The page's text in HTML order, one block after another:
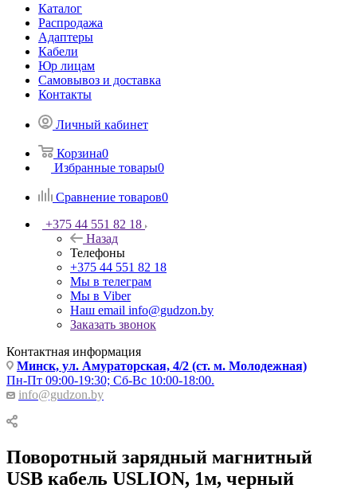
Каталог
Распродажа
Адаптеры
Кабели
Юр лицам
Самовывоз и доставка
Контакты
Личный кабинет
Корзина0
Избранные товары0
Сравнение товаров0
+375 44 551 82 18
Назад
Телефоны
+375 44 551 82 18
Мы в телеграм
Мы в Viber
Наш email info@gudzon.by
Заказать звонок
Контактная информация
Минск, ул. Амураторская, 4/2 (ст. м. Молодежная)
Пн-Пт 09:00-19:30; Сб-Вс 10:00-18:00.
info@gudzon.by
Поворотный зарядный магнитный
USB кабель USLION, 1м, черный